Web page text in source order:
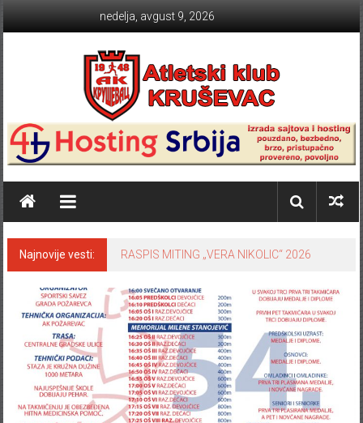
nedelja, avgust 9, 2026
Atletski klub KRUŠEVAC
Najnovije vesti: RASPIS MITING „VERA NIKOLIC“ 2026